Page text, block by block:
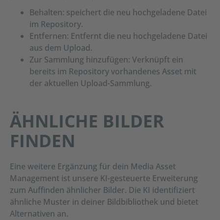
Behalten: speichert die neu hochgeladene Datei
im Repository.
Entfernen: Entfernt die neu hochgeladene Datei
aus dem Upload.
Zur Sammlung hinzufügen: Verknüpft ein
bereits im Repository vorhandenes Asset mit
der aktuellen Upload-Sammlung.
ÄHNLICHE BILDER
FINDEN
Eine weitere Ergänzung für dein Media Asset
Management ist unsere KI-gesteuerte Erweiterung
zum Auffinden ähnlicher Bilder. Die KI identifiziert
ähnliche Muster in deiner Bildbibliothek und bietet
Alternativen an.